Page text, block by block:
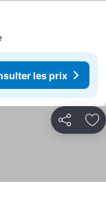
les prix
Partager